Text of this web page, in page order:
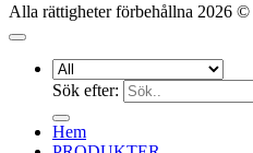
Alla rättigheter förbehållna 2026 ©
Sök efter:
Hem